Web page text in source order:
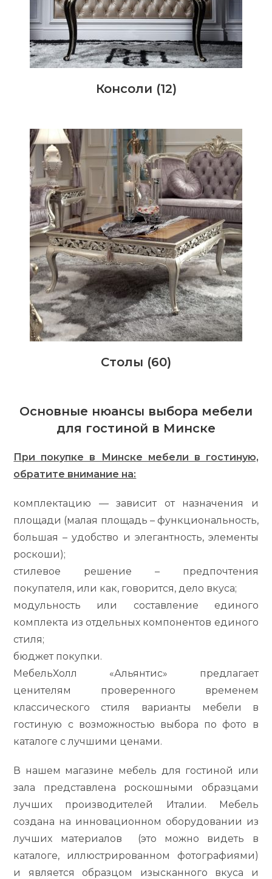
Консоли (12)
Столы (60)
Основные нюансы выбора мебели
для гостиной в Минске
При покупке в Минске мебели в гостиную,
обратите внимание на:
комплектацию — зависит от назначения и
площади (малая площадь – функциональность,
большая – удобство и элегантность, элементы
роскоши);
стилевое решение – предпочтения
покупателя, или как, говорится, дело вкуса;
модульность или составление единого
комплекта из отдельных компонентов единого
стиля;
бюджет покупки.
МебельХолл «Альянтис» предлагает
ценителям проверенного временем
классического стиля варианты мебели в
гостиную с возможностью выбора по фото в
каталоге с лучшими ценами.
В нашем магазине мебель для гостиной или
зала представлена роскошными образцами
лучших производителей Италии. Мебель
создана на инновационном оборудовании из
лучших материалов (это можно видеть в
каталоге, иллюстрированном фотографиями)
и является образцом изысканного вкуса и